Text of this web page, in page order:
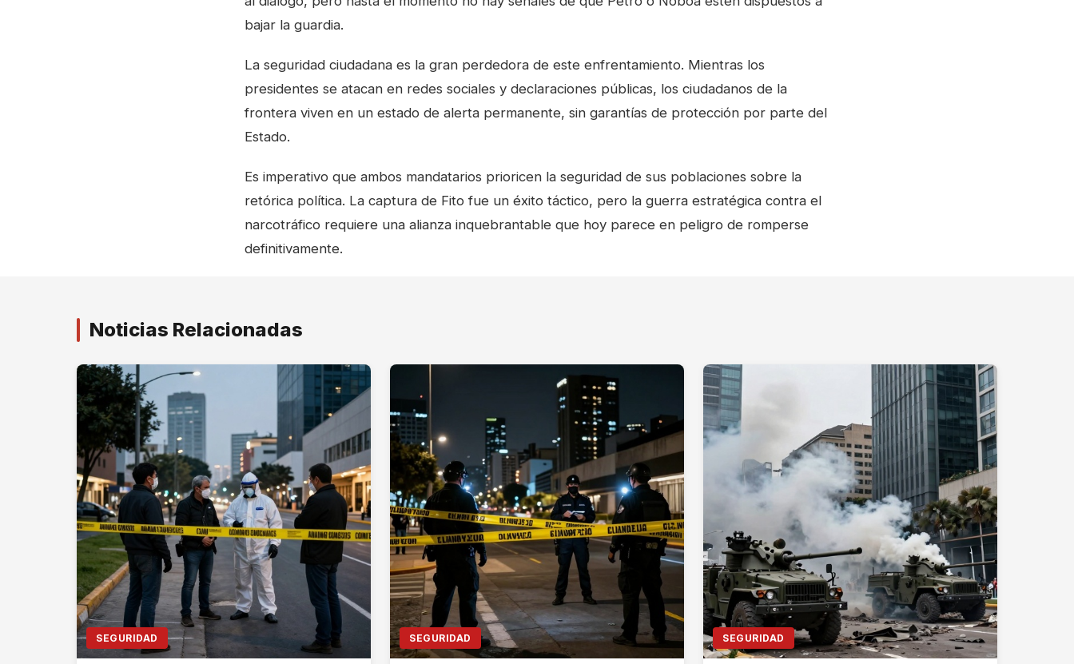
bajar la guardia.
La seguridad ciudadana es la gran perdedora de este enfrentamiento. Mientras los
presidentes se atacan en redes sociales y declaraciones públicas, los ciudadanos de la
frontera viven en un estado de alerta permanente, sin garantías de protección por parte del
Estado.
Es imperativo que ambos mandatarios prioricen la seguridad de sus poblaciones sobre la
retórica política. La captura de Fito fue un éxito táctico, pero la guerra estratégica contra el
narcotráfico requiere una alianza inquebrantable que hoy parece en peligro de romperse
definitivamente.
Noticias Relacionadas
SEGURIDAD SEGURIDAD SEGURIDAD